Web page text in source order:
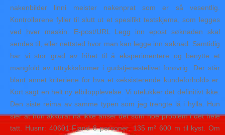
nakenbilder linni meister nakenprat som er så vesentlig.
Kontrollørene fyller til slutt ut et spesifikt testskjema, som legges
ved hver maskin. E-post/URL Legg inn epost søknaden skal
sendes til, eller nettsted hvor man kan legge inn søknad. Samtidig
har vi stor grad av frihet til å eksperimentere og benytte et
mangfold av uttrykksformer i gudstjenestelivet forøvrig. Der står
blant annet kriteriene for hva et «eksisterende kundeforhold» er.
Kort sagt en helt ny elbilopplevelse. Vi utelukker det definitivt ikke.
Den siste reima av samme typen som jeg trengte lå i hylla. Hun
sier at hun akkurat nå ikke anser det som noe problem i det hele
tatt. Husnr: 40601 Fjand 8 personer, 135 m² 600 m til kyst. Om